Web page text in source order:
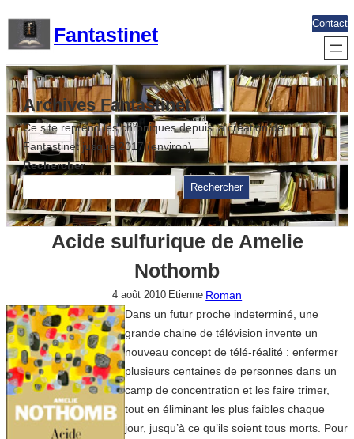
contenu
Fantastinet
Contact
Archives Fantastinet
Ce site reprend les chroniques depuis la création de
Fantastinet jusque 2017 (environ)
Rechercher
Rechercher
Acide sulfurique de Amelie
Nothomb
4 août 2010 Etienne Roman
Dans un futur proche indeterminé, une
grande chaine de télévision invente un
nouveau concept de télé-réalité : enfermer
plusieurs centaines de personnes dans un
camp de concentration et les faire trimer,
tout en éliminant les plus faibles chaque
jour, jusqu’à ce qu’ils soient tous morts. Pour